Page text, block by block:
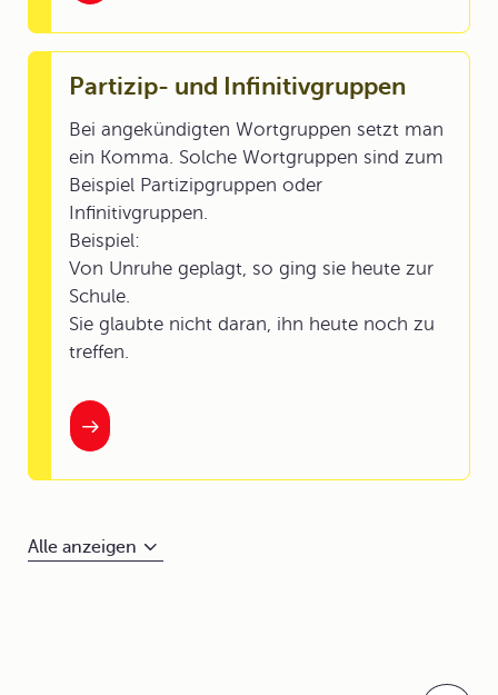
Partizip- und Infinitivgruppen
Bei angekündigten Wortgruppen setzt man
ein Komma. Solche Wortgruppen sind zum
Beispiel Partizipgruppen oder
Infinitivgruppen.
Beispiel:
Von Unruhe geplagt, so ging sie heute zur
Schule.
Sie glaubte nicht daran, ihn heute noch zu
treffen.
Alle anzeigen